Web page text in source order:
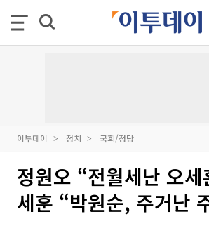
이투데이 정치 국회/정당
정원오 “전월세난 오
세훈 “박원순, 주거난